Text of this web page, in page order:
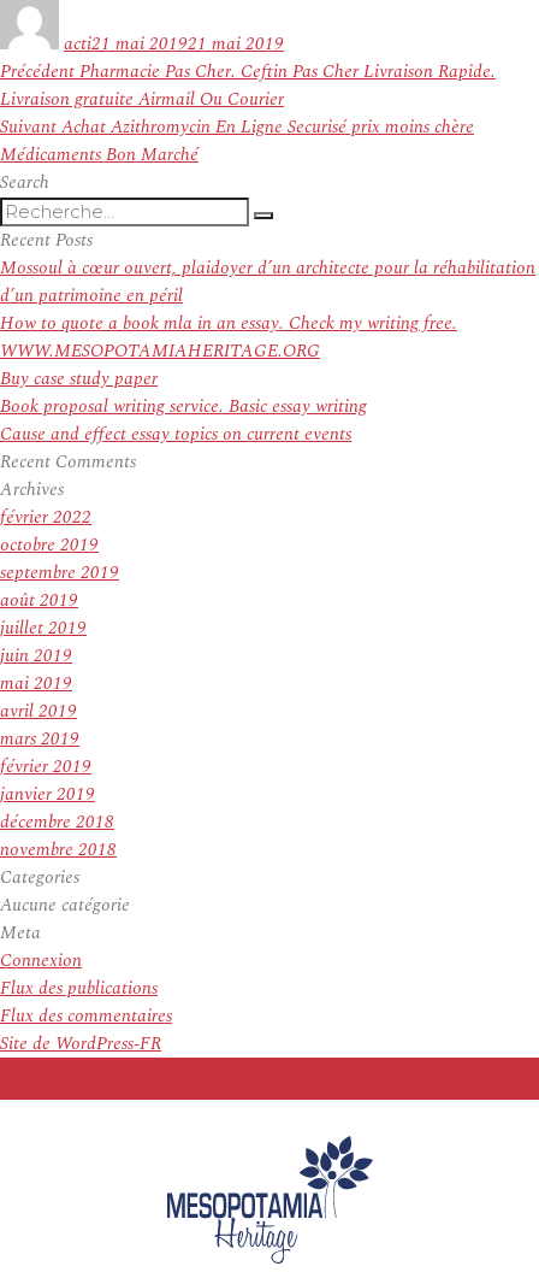
actile
21 mai 201921 mai 2019
Navigation
de
l’article
PrécédentArticle
précédent :
Pharmacie Pas Cher. Ceftin Pas Cher Livraison Rapide.
Livraison gratuite Airmail Ou Courier
SuivantArticle
suivant :
Achat Azithromycin En Ligne Securisé prix moins chère
Médicaments Bon Marché
Search
Recherche
pour
:
Recherche
Recent Posts
Mossoul à cœur ouvert, plaidoyer d’un architecte pour la réhabilitation
d’un patrimoine en péril
How to quote a book mla in an essay. Check my writing free.
WWW.MESOPOTAMIAHERITAGE.ORG
Buy case study paper
Book proposal writing service. Basic essay writing
Cause and effect essay topics on current events
Recent Comments
Archives
février 2022
octobre 2019
septembre 2019
août 2019
juillet 2019
juin 2019
mai 2019
avril 2019
mars 2019
février 2019
janvier 2019
décembre 2018
novembre 2018
Categories
Aucune catégorie
Meta
Connexion
Flux des publications
Flux des commentaires
Site de WordPress-FR